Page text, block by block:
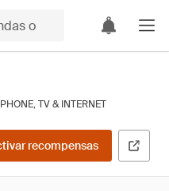
PHONE, TV & INTERNET
recompensas